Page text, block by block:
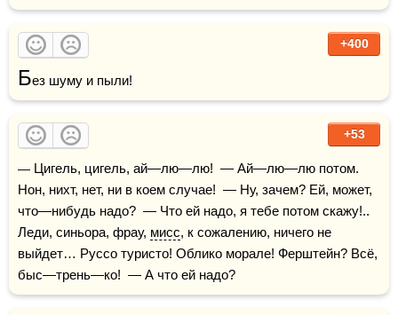
+400
Без шуму и пыли!
+53
— Цигель, цигель, ай—лю—лю!  — Ай—лю—лю потом.
Нон, нихт, нет, ни в коем случае!  — Ну, зачем? Ей, может,
что—нибудь надо?  — Что ей надо, я тебе потом скажу!..
Леди, синьора, фрау, мисс, к сожалению, ничего не
выйдет… Руссо туристо! Облико морале! Ферштейн? Всё,
быс—трень—ко!  — А что ей надо?